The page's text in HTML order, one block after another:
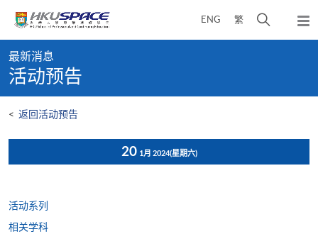
content
ENG 繁
开
弹
出
content
start
最新消息
活动预告
< 返回活动预告
20 1月 2024(星期六)
活动系列
相关学科